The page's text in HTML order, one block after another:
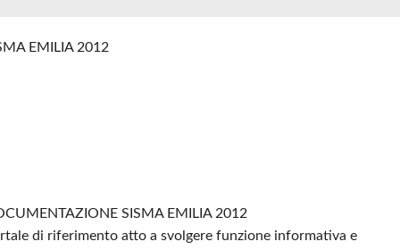
EMILIA 2012
SISMA EMILIA 2012
di riferimento atto a svolgere funzione informativa e